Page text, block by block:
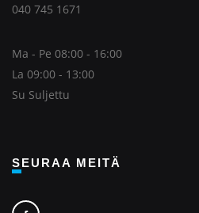
040 745 1671
Ma - Pe 08:00 - 16:00
La 09:00 - 13:00
Su Suljettu
SEURAA MEITÄ